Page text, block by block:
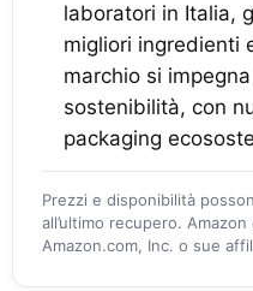
laboratori in Italia,
migliori ingredienti
marchio si
sostenibilità, con
packaging
Prezzi e disponibilità
all’ultimo recupero.
Amazon.com, Inc. o sue